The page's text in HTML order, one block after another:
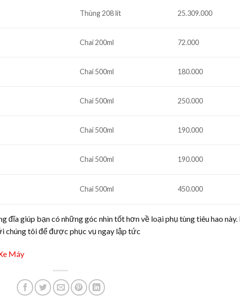
Thùng 208 lít 25.309.000
Chai 200ml 72.000
Chai 500ml 180.000
Chai 500ml 250.000
Chai 500ml 190.000
Chai 500ml 190.000
Chai 500ml 450.000
đĩa giúp bạn có những góc nhìn tốt hơn về loại phụ tùng tiêu hao này.
chúng tôi để được phục vụ ngay lập tức
Máy